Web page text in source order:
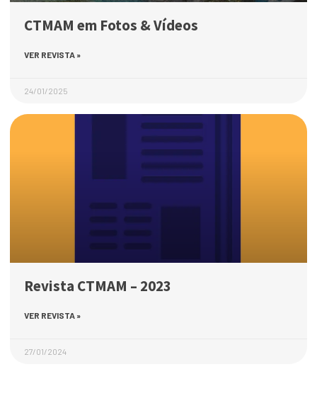
CTMAM em Fotos & Vídeos
VER REVISTA »
24/01/2025
Revista CTMAM – 2023
VER REVISTA »
27/01/2024